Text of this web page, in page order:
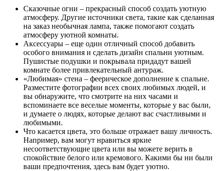
Сказочные огни – прекрасный способ создать уютную
атмосферу. Другие источники света, такие как сделанная
на заказ необычная лампа, также помогают создать
атмосферу уютной комнаты.
Аксессуары – еще один отличный способ добавить
особого внимания и сделать дизайн спальни уютным.
Пушистые подушки и покрывала придадут вашей
комнате более привлекательный антураж.
«Любимая» стена – феерическое дополнение к спальне.
Разместите фотографии всех своих любимых людей, и
вы обнаружите, что смотрите на них часами и
вспоминаете все веселые моменты, которые у вас были,
и думаете о людях, которые делают вас счастливыми и
любимыми.
Что касается цвета, это больше отражает вашу личность.
Например, вам могут нравиться яркие
несоответствующие цвета или вы можете верить в
спокойствие белого или кремового. Какими бы ни были
ваши предпочтения, здесь вам будет уютно.